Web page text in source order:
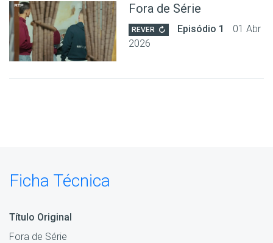
Fora de Série
REVER Episódio 1
01 Abr
2026
Ficha Técnica
Título Original
Fora de Série